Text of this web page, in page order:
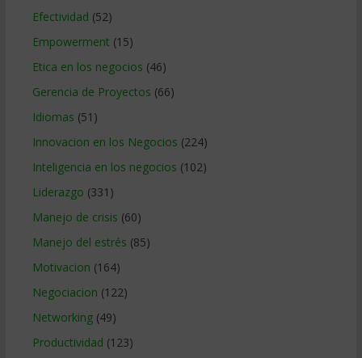
Efectividad (52)
Empowerment (15)
Etica en los negocios (46)
Gerencia de Proyectos (66)
Idiomas (51)
Innovacion en los Negocios (224)
Inteligencia en los negocios (102)
Liderazgo (331)
Manejo de crisis (60)
Manejo del estrés (85)
Motivacion (164)
Negociacion (122)
Networking(49)
Productividad (123)